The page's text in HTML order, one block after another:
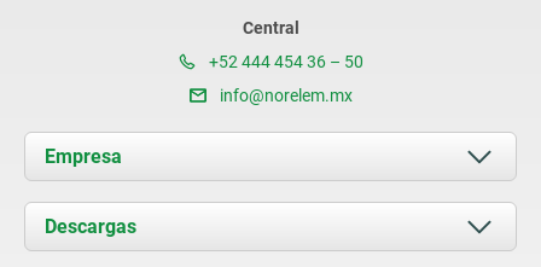
Central
+52 444 454 36 – 50
info@norelem.mx
Empresa
Acerca de nosotros
Novedades
Descargas